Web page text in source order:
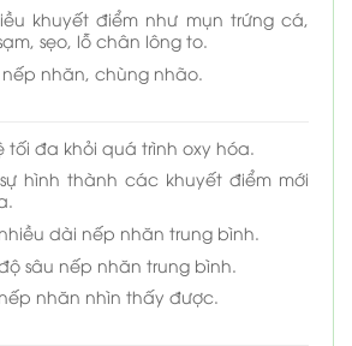
khuyết điểm như mụn trứng cá,
sẹo, lỗ chân lông to.
nhăn, chùng nhão.
tối đa khỏi quá trình oxy hóa.
hình thành các khuyết điểm mới
dài nếp nhăn trung bình.
sâu nếp nhăn trung bình.
nhăn nhìn thấy được.